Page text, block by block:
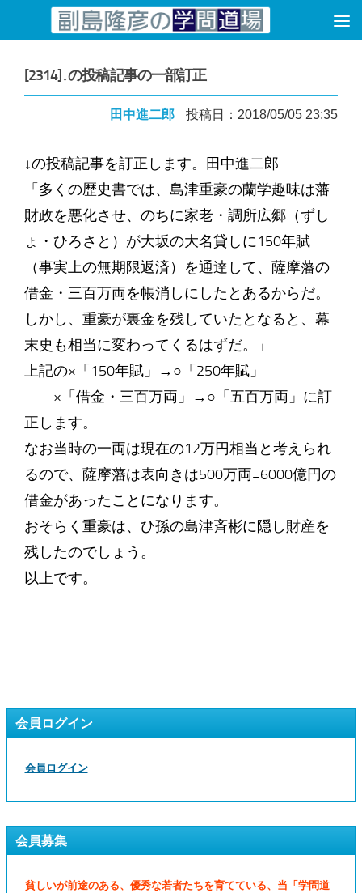
コンテンツへスキップ
[2314]↓の投稿記事の一部訂正
田中進二郎 投稿日：2018/05/05 23:35
↓の投稿記事を訂正します。田中進二郎
「多くの歴史書では、島津重豪の蘭学趣味は藩
財政を悪化させ、のちに家老・調所広郷（ずし
ょ・ひろさと）が大坂の大名貸しに150年賦
（事実上の無期限返済）を通達して、薩摩藩の
借金・三百万両を帳消しにしたとあるからだ。
しかし、重豪が裏金を残していたとなると、幕
末史も相当に変わってくるはずだ。」
上記の×「150年賦」→○「250年賦」
×「借金・三百万両」→○「五百万両」に訂
正します。
なお当時の一両は現在の12万円相当と考えられ
るので、薩摩藩は表向きは500万両=6000億円の
借金があったことになります。
おそらく重豪は、ひ孫の島津斉彬に隠し財産を
残したのでしょう。
以上です。
会員ログイン
会員ログイン
会員募集
貧しいが前途のある、優秀な若者たちを育てている、当「学問道